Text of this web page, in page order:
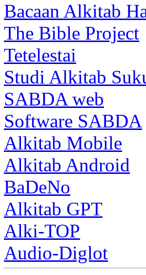
Bacaan Alkitab
The Bible Project
Tetelestai
Studi Alkitab
SABDA web
Software SABDA
Alkitab Mobile
Alkitab Android
BaDeNo
Alkitab GPT
Alki-TOP
Audio-Diglot